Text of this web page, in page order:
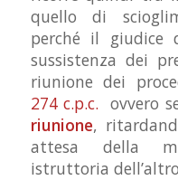
quello di
perché il giudice
sussistenza dei
riunione dei
274 c.p.c. ovvero
riunione,
attesa della
istruttoria